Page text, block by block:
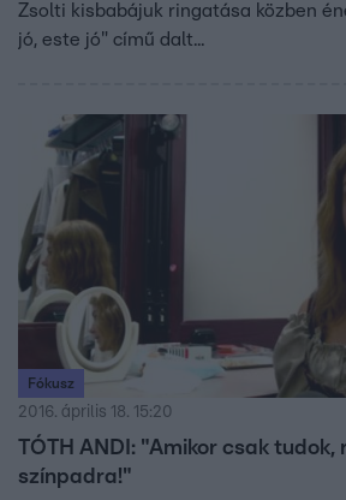
Zsolti kisbabájuk ringatása közben
jó, este jó" című dalt...
Fókusz
2016. április 18. 15:20
TÓTH ANDI: "Amikor csak tudok,
színpadra!"